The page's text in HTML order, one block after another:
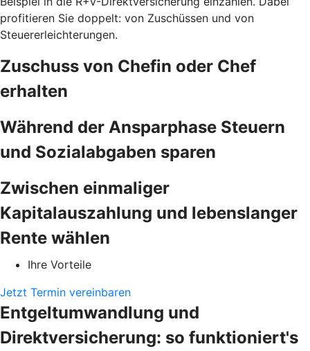
profitieren Sie doppelt: von Zuschüssen und von
Steuererleichterungen.
Zuschuss von Chefin oder Chef
erhalten
Während der Ansparphase Steuern
und Sozialabgaben sparen
Zwischen einmaliger
Kapitalauszahlung und lebenslanger
Rente wählen
Ihre Vorteile
Jetzt Termin vereinbaren
Entgeltumwandlung und
Direktversicherung: so funktioniert's